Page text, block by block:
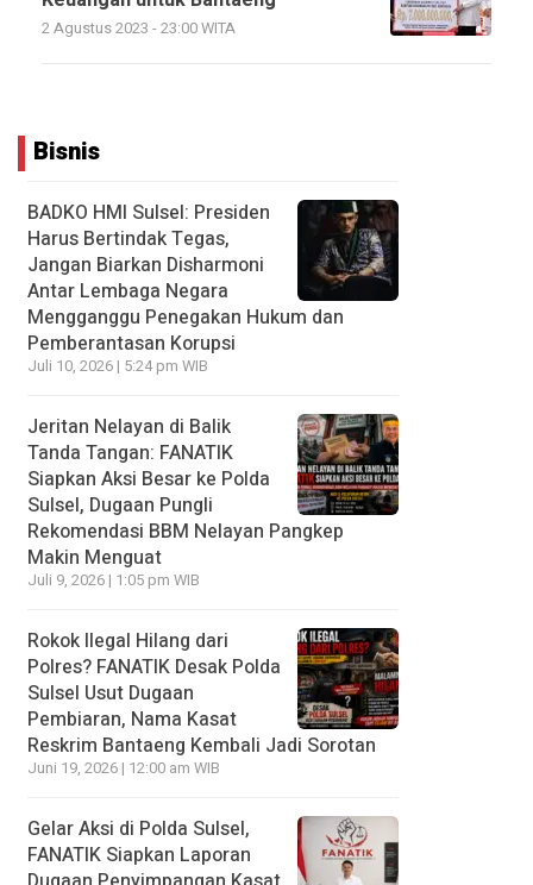
2 Agustus 2023 - 23:00 WITA
Bisnis
BADKO HMI Sulsel: Presiden
Harus Bertindak Tegas,
Jangan Biarkan Disharmoni
Antar Lembaga Negara
Mengganggu Penegakan Hukum dan
Pemberantasan Korupsi
Juli 10, 2026 | 5:24 pm WIB
Jeritan Nelayan di Balik
Tanda Tangan: FANATIK
Siapkan Aksi Besar ke Polda
Sulsel, Dugaan Pungli
Rekomendasi BBM Nelayan Pangkep
Makin Menguat
Juli 9, 2026 | 1:05 pm WIB
Rokok Ilegal Hilang dari
Polres? FANATIK Desak Polda
Sulsel Usut Dugaan
Pembiaran, Nama Kasat
Reskrim Bantaeng Kembali Jadi Sorotan
Juni 19, 2026 | 12:00 am WIB
Gelar Aksi di Polda Sulsel,
FANATIK Siapkan Laporan